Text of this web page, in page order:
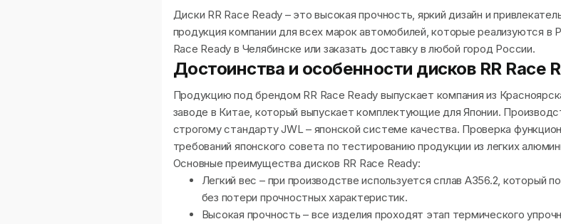
Диски RR Race Ready – это высокая прочность, яркий дизайн и
продукция компании для всех марок автомобилей, которые реализуются в
Race Ready в Челябинске или заказать доставку в любой город России.
Достоинства и особенности дисков RR Race
Продукцию под брендом RR Race Ready выпускает компания из
заводе в Китае, который выпускает комплектующие для Японии.
строгому стандарту JWL – японской системе качества. Проверка
требований японского совета по тестированию продукции из легких
Основные преимущества дисков RR Race Ready:
Легкий вес – при производстве используется сплав А356.2, который
без потери прочностных характеристик.
Высокая прочность – все изделия проходят этап термического